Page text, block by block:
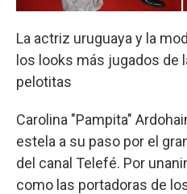
La actriz uruguaya y la
los looks más jugados de
pelotitas
Carolina "Pampita"
estela a su paso por el
del canal Telefé. Por
como las portadoras de